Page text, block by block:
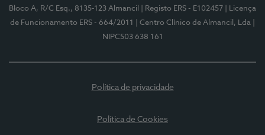
Bloco A, R/C Esq., 8135-123 Almancil
| Registo ERS - E102457
| Licença
de Funcionamento ERS - 664/2011
| Centro Clínico de Almancil, Lda
NIPC503 638 161
Política de privacidade
Política de Cookies